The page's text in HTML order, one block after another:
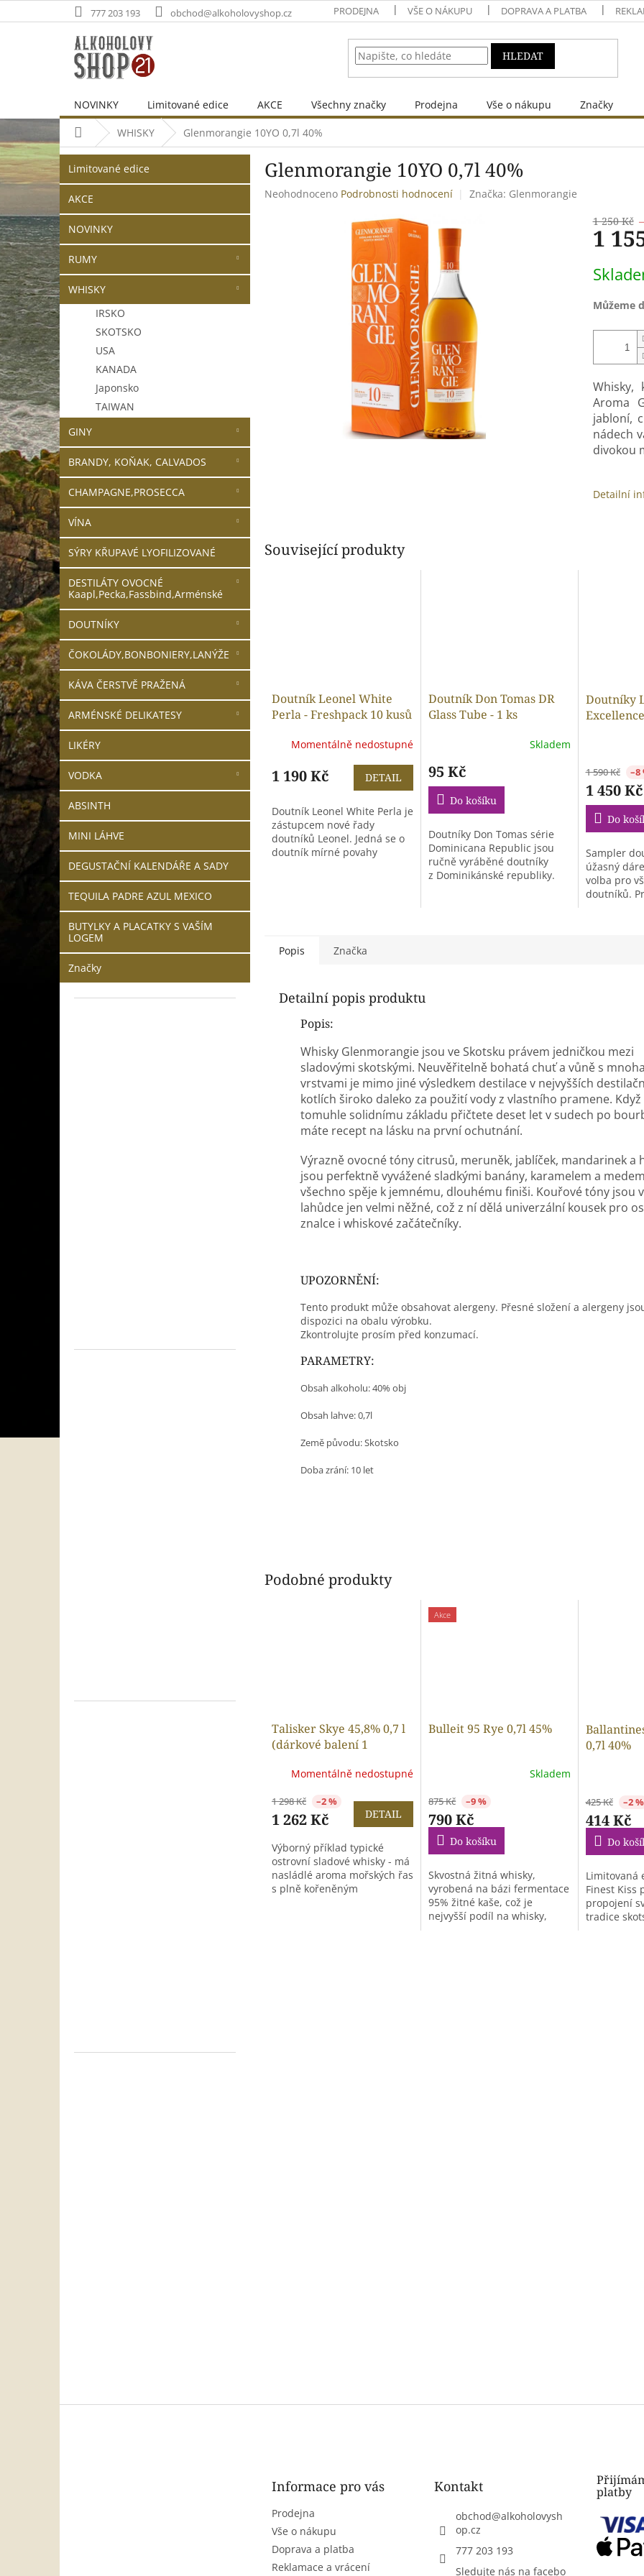
na
777 203 193 obchod@alkoholovyshop.cz PRODEJNA VŠE O NÁKUPU DOPRAVA A PLATBA
HLEDAT
NOVINKY Limitované edice AKCE Všechny značky Prodejna Vše o nákupu Značky
Domů WHISKY Glenmorangie 10YO 0,7l 40%
P
o
s
r
a
n
n
í
p
a
n
e
l
kategorie
Limitované edice
AKCE
NOVINKY
RUMY
WHISKY
IRSKO
SKOTSKO
USA
KANADA
Japonsko
TAIWAN
GINY
BRANDY, KOŇAK, CALVADOS
CHAMPAGNE,PROSECCA
VÍNA
SÝRY KŘUPAVÉ LYOFILIZOVANÉ
DESTILÁTY OVOCNÉ
Kaapl,Pecka,Fassbind,Arménské
DOUTNÍKY
ČOKOLÁDY,BONBONIERY,LANÝŽE
KÁVA ČERSTVĚ PRAŽENÁ
ARMÉNSKÉ DELIKATESY
LIKÉRY
VODKA
ABSINTH
MINI LÁHVE
DEGUSTAČNÍ KALENDÁŘE A SADY
TEQUILA PADRE AZUL MEXICO
BUTYLKY A PLACATKY S VAŠÍM
LOGEM
Značky
Glenmorangie 10YO 0,7l 40%
Průměrné
Neohodnoceno Podrobnosti hodnocení Značka: Glenmorangie
1 250 Kč
1
cena:
Můžeme
Aroma
jabloní,
nádech
divokou
Detailní
Související produkty
Doutník Leonel White
Perla - Freshpack 10 kusů
Momentálně nedostupné
1 190 Kč DETAIL
Doutník Leonel White Perla je
zástupcem nové řady
doutníků Leonel. Jedná se o
doutník mírné povahy
Doutník Don Tomas DR
Glass Tube - 1 ks
Skladem
95 Kč
Do košíku
Doutníky Don Tomas série
Dominicana Republic jsou
ručně vyráběné doutníky
z Dominikánské republiky.
Doutníky
1 590 Kč –8
1 450 Kč
Do
Sampler
úžasný
volba pro
doutníků.
Popis Značka
Detailní popis produktu
Popis:
Whisky Glenmorangie jsou ve Skotsku právem jedničkou mezi
sladovými skotskými. Neuvěřitelně bohatá chuť a vůně s
vrstvami je mimo jiné výsledkem destilace v nejvyšších
kotlích široko daleko za použití vody z vlastního pramene. Když
tomuhle solidnímu základu přičtete deset let v sudech po
máte recept na lásku na první ochutnání.
Výrazně ovocné tóny citrusů, meruněk, jablíček, mandarinek a
jsou perfektně vyvážené sladkými banány, karamelem a
všechno spěje k jemnému, dlouhému finiši. Kouřové tóny jsou
lahůdce jen velmi něžné, což z ní dělá univerzální kousek pro
znalce i whiskové začátečníky.
UPOZORNĚNÍ:
Tento produkt může obsahovat alergeny. Přesné složení a alergeny
dispozici na obalu výrobku.
Zkontrolujte prosím před konzumací.
PARAMETRY:
Obsah alkoholu: 40% obj
Obsah lahve: 0,7l
Země původu:Skotsko
Doba zrání: 10 let
Podobné produkty
Talisker Skye 45,8% 0,7 l
(dárkové balení 1
Momentálně nedostupné
1 298 Kč –2 %
1 262 Kč DETAIL
Výborný příklad typické
ostrovní sladové whisky - má
nasládlé aroma mořských řas
s plně kořeněným
Akce
Bulleit 95 Rye 0,7l 45%
Skladem
875 Kč –9 %
790 Kč
Do košíku
Skvostná žitná whisky,
vyrobená na bázi fermentace
95% žitné kaše, což je
nejvyšší podíl na whisky,
0,7l 40%
425 Kč –2 %
414 Kč
Do
Limitovaná
Finest Kiss
propojení
tradice
Informace pro vás
Prodejna
Vše o nákupu
Doprava a platba
Reklamace a vrácení
Kontakt
obchod@alkoholovysh
op.cz
777 203 193
Sledujte nás na facebo
platby